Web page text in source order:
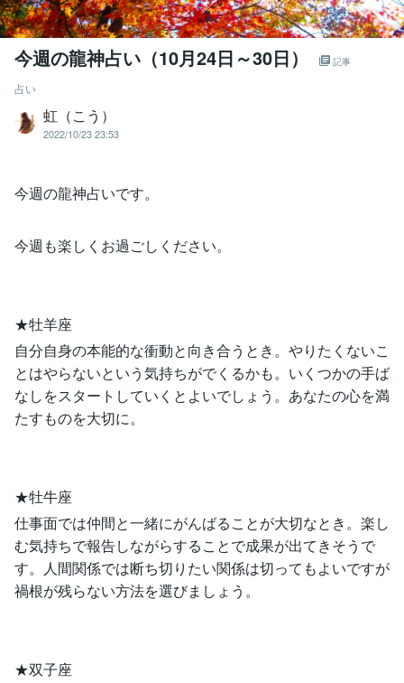
今週の龍神占い（10月24日～30日） 記事
占い
虹（こう）
2022/10/23 23:53
今週の龍神占いです。
今週も楽しくお過ごしください。
★牡羊座
自分自身の本能的な衝動と向き合うとき。やりたくないこ
とはやらないという気持ちがでくるかも。いくつかの手ば
なしをスタートしていくとよいでしょう。あなたの心を満
たすものを大切に。
★牡牛座
仕事面では仲間と一緒にがんばることが大切なとき。楽し
む気持ちで報告しながらすることで成果が出てきそうで
す。人間関係では断ち切りたい関係は切ってもよいですが
禍根が残らない方法を選びましょう。
★双子座